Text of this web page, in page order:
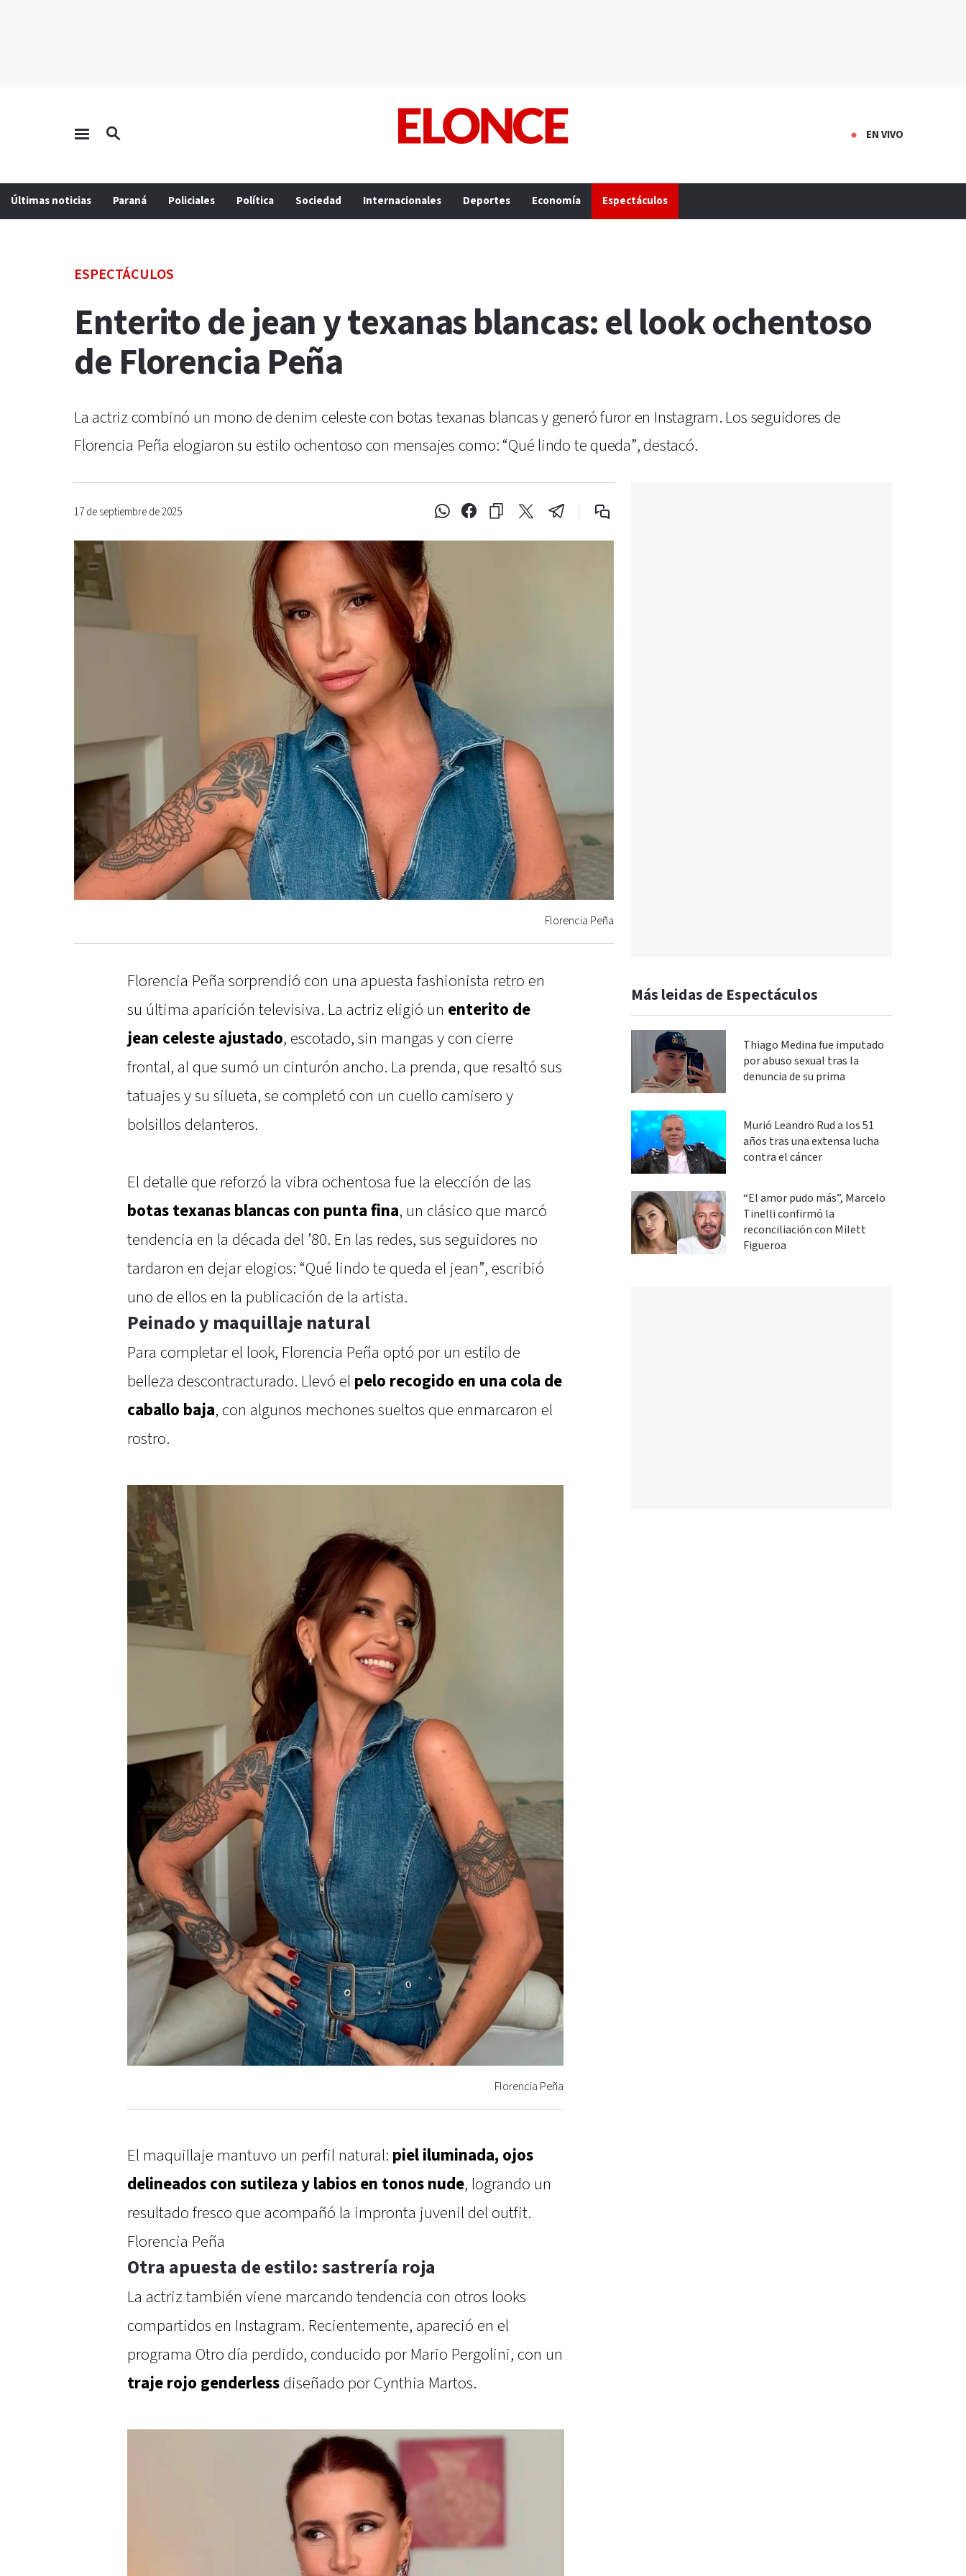
EN VIVO
Últimas noticias Paraná Policiales Política Sociedad Internacionales Deportes Economía Espectáculos
ESPECTÁCULOS
Enterito de jean y texanas blancas: el look ochentoso
de Florencia Peña
La actriz combinó un mono de denim celeste con botas texanas blancas y generó furor en Instagram. Los seguidores de
Florencia Peña elogiaron su estilo ochentoso con mensajes como: “Qué lindo te queda”, destacó.
17 de septiembre de 2025
Florencia Peña
Florencia Peña sorprendió con una apuesta fashionista retro en
su última aparición televisiva. La actriz eligió un enterito de
jean celeste ajustado, escotado, sin mangas y con cierre
frontal, al que sumó un cinturón ancho. La prenda, que resaltó sus
tatuajes y su silueta, se completó con un cuello camisero y
bolsillos delanteros.
El detalle que reforzó la vibra ochentosa fue la elección de las
botas texanas blancas con punta fina, un clásico que marcó
tendencia en la década del ’80. En las redes, sus seguidores no
tardaron en dejar elogios: “Qué lindo te queda el jean”, escribió
uno de ellos en la publicación de la artista.
Peinado y maquillaje natural
Para completar el look, Florencia Peña optó por un estilo de
belleza descontracturado. Llevó el pelo recogido en una cola de
caballo baja, con algunos mechones sueltos que enmarcaron el
rostro.
Florencia Peña
El maquillaje mantuvo un perfil natural: piel iluminada, ojos
delineados con sutileza y labios en tonos nude, logrando un
resultado fresco que acompañó la impronta juvenil del outfit.
Florencia Peña
Otra apuesta de estilo: sastrería roja
La actriz también viene marcando tendencia con otros looks
compartidos en Instagram. Recientemente, apareció en el
programa Otro día perdido, conducido por Mario Pergolini, con un
traje rojo genderlessdiseñado por Cynthia Martos.
Más leidas de Espectáculos
Thiago Medina fue imputado
por abuso sexual tras la
denuncia de su prima
Murió Leandro Rud a los 51
años tras una extensa lucha
contra el cáncer
“El amor pudo más”, Marcelo
Tinelli confirmó la
reconciliación con Milett
Figueroa